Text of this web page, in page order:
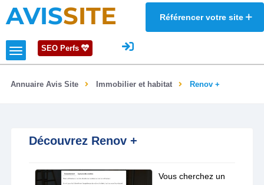
AVISSITE Référencer votre site
SEO Perfs
Annuaire Avis Site Immobilier et habitat Renov +
Découvrez Renov +
Vous cherchez un